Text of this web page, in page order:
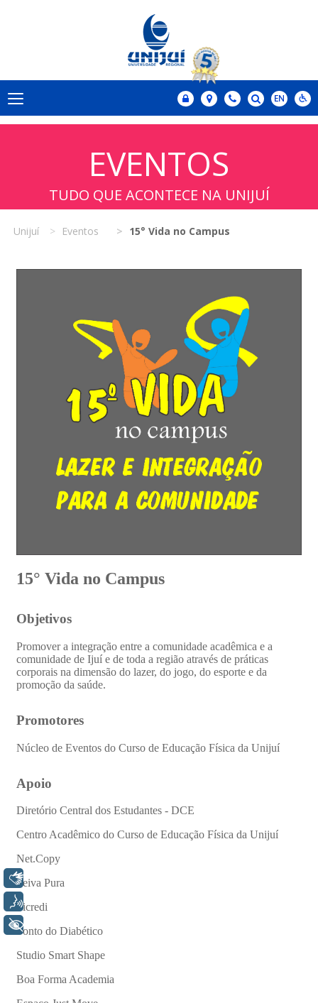
EVENTOS
TUDO QUE ACONTECE NA UNIJUÍ
Unijuí Eventos 15° Vida no Campus
Libras
Voz
+ Acessibilidade